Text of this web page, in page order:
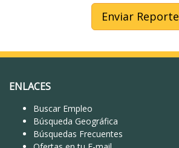
Enviar Reporte
ENLACES
Buscar Empleo
Búsqueda Geográfica
Búsquedas Frecuentes